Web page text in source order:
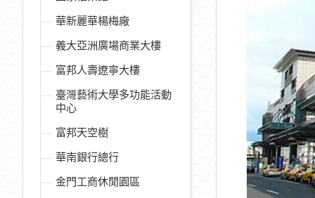
華新麗華楊梅廠
義大亞洲廣場商業大樓
富邦人壽遼寧大樓
臺灣藝術大學多功能活動
中心
富邦天空樹
華南銀行總行
金門工商休閒園區